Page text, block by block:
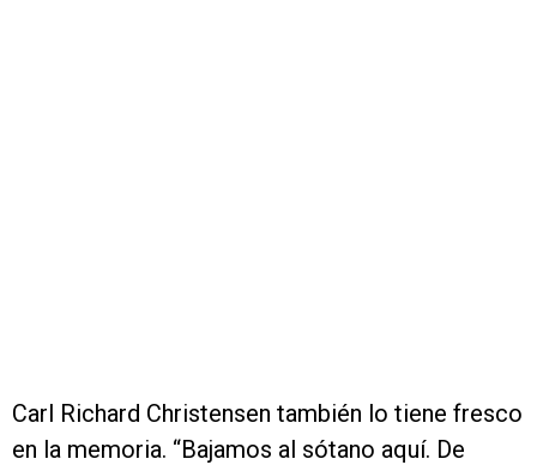
Carl Richard Christensen también lo tiene fresco
en la memoria. “Bajamos al sótano aquí. De